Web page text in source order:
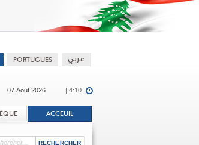
07.Aout.2026 | 4:10
ACCEUIL